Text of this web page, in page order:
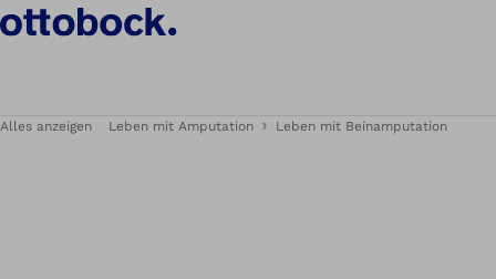
Alles anzeigen Leben mit Amputation Leben mit Beinamputation